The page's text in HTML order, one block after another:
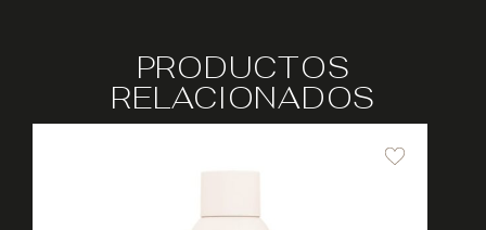
PRODUCTOS
RELACIONADOS